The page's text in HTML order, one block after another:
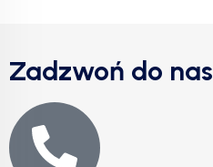
Zadzwoń do nas